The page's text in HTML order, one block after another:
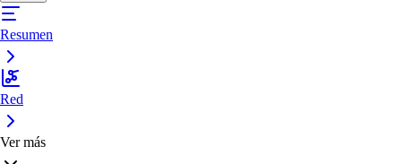
Resumen
Red
Ver más